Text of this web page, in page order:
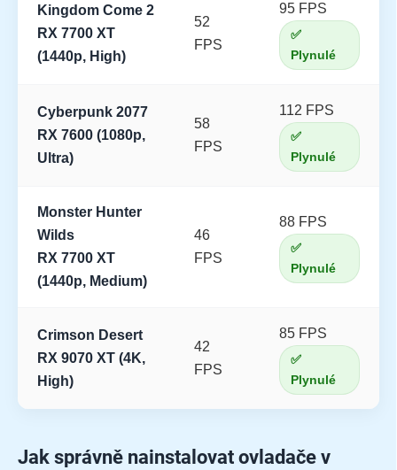
Kingdom Come 2
RX 7700 XT
(1440p, High)
52
FPS
95 FPS
✅
Plynulé
Cyberpunk 2077
RX 7600 (1080p,
Ultra)
58
FPS
112 FPS
✅
Plynulé
Monster Hunter
Wilds
RX 7700 XT
(1440p, Medium)
46
FPS
88 FPS
✅
Plynulé
Crimson Desert
RX 9070 XT (4K,
High)
42
FPS
85 FPS
✅
Plynulé
Jak správně nainstalovat ovladače v